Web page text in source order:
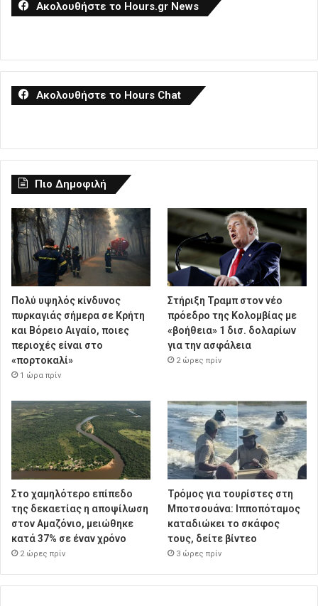
Ακολουθήστε το Hours.gr News
Ακολουθήστε το Hours Chat
Πιο Δημοφιλή
Πολύ υψηλός κίνδυνος
πυρκαγιάς σήμερα σε Κρήτη
και Βόρειο Αιγαίο, ποιες
περιοχές είναι στο
«πορτοκαλί»
1 ώρα πρίν
Στήριξη Τραμπ στον νέο
πρόεδρο της Κολομβίας με
«βοήθεια» 1 δισ. δολαρίων
για την ασφάλεια
2 ώρες πρίν
Στο χαμηλότερο επίπεδο
της δεκαετίας η αποψίλωση
στον Αμαζόνιο, μειώθηκε
κατά 37% σε έναν χρόνο
2 ώρες πρίν
Τρόμος για τουρίστες στη
Μποτσουάνα: Ιπποπόταμος
καταδιώκει το σκάφος
τους, δείτε βίντεο
3 ώρες πρίν